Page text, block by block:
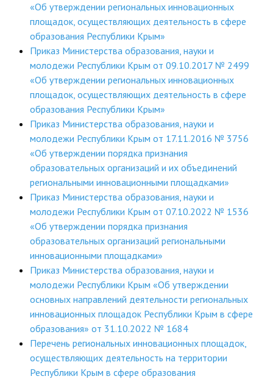
«Об утверждении региональных инновационных
площадок, осуществляющих деятельность в сфере
образования Республики Крым»
Приказ Министерства образования, науки и
молодежи Республики Крым от 09.10.2017 № 2499
«Об утверждении региональных инновационных
площадок, осуществляющих деятельность в сфере
образования Республики Крым»
Приказ Министерства образования, науки и
молодежи Республики Крым от 17.11.2016 № 3756
«Об утверждении порядка признания
образовательных организаций и их объединений
региональными инновационными площадками»
Приказ Министерства образования, науки и
молодежи Республики Крым от 07.10.2022 № 1536
«Об утверждении порядка признания
образовательных организаций региональными
инновационными площадками»
Приказ Министерства образования, науки и
молодежи Республики Крым «Об утверждении
основных направлений деятельности региональных
инновационных площадок Республики Крым в сфере
образования» от 31.10.2022 № 1684
Перечень региональных инновационных площадок,
осуществляющих деятельность на территории
Республики Крым в сфере образования